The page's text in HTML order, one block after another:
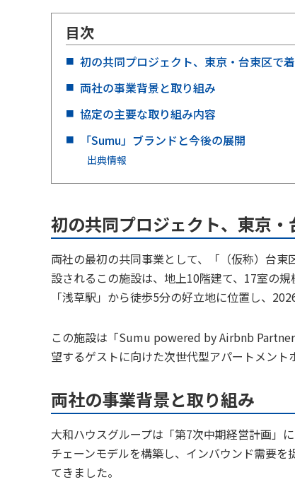
目次
初の共同プロジェクト、東京・台東区で
両社の事業背景と取り組み
協定の主要な取り組み内容
「Sumu」ブランドと今後の展開
出典情報
初の共同プロジェクト、東京
両社の最初の共同事業として、「（仮称）台
設されるこの施設は、地上10階建て、17室の
「浅草駅」から徒歩5分の好立地に位置し、
この施設は「Sumu powered by Airbnb
望するゲストに向けた次世代型アパートメント
両社の事業背景と取り組み
大和ハウスグループは「第7次中期経営計画」
チェーンモデルを構築し、インバウンド需要
てきました。